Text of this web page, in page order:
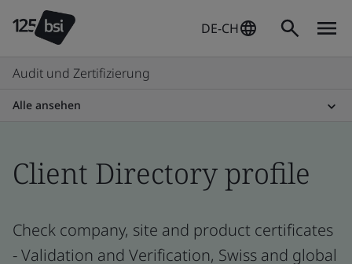
DE-CH
Audit und Zertifizierung
Alle ansehen
Client Directory profile
Check company, site and product certificates
- Validation and Verification, Swiss and global